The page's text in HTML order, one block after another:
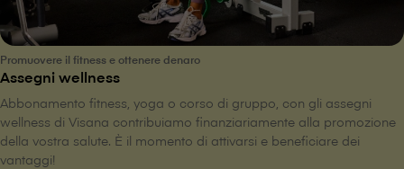
Promuovere il fitness e ottenere denaro
Assegni wellness
Abbonamento fitness, yoga o corso di gruppo, con gli assegni
wellness di V⁠i⁠s⁠a⁠n⁠a contribuiamo finanziariamente alla promozione
della vostra salute. È il momento di attivarsi e beneficiare dei
vantaggi!